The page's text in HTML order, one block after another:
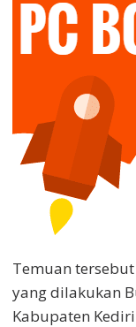
Temuan
yang dilakukan
Kabupaten